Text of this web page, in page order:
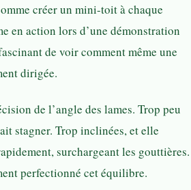
créer un mini-toit à chaque
en action lors d’une démonstration
de voir comment même une
dirigée.
de l’angle des lames. Trop peu
stagner. Trop inclinées, et elle
surchargeant les gouttières.
perfectionné cet équilibre.